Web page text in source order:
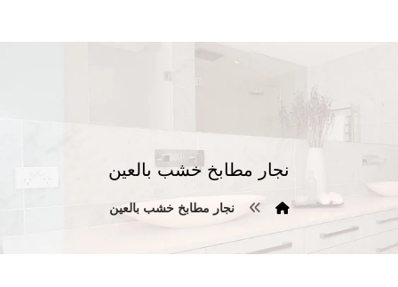
نجار مطابخ خشب بالعين
نجار مطابخ خشب بالعين